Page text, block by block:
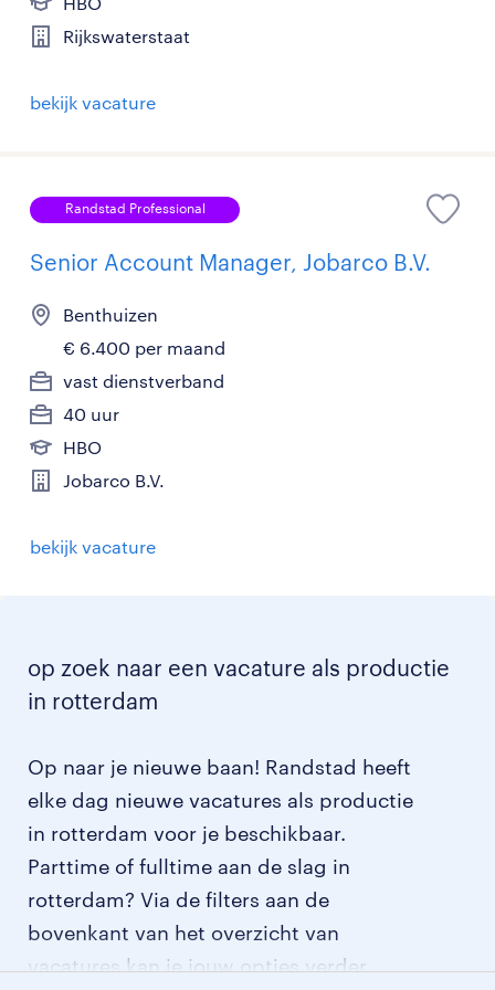
Rijkswaterstaat
bekijk vacature
Randstad Professional
Senior Account Manager, Jobarco B.V.
Benthuizen
€ 6.400 per maand
vast dienstverband
40 uur
HBO
Jobarco B.V.
bekijk vacature
op zoek naar een vacature als productie
in rotterdam
Op naar je nieuwe baan! Randstad heeft
elke dag nieuwe vacatures als productie
in rotterdam voor je beschikbaar.
Parttime of fulltime aan de slag in
rotterdam? Via de filters aan de
bovenkant van het overzicht van
vacatures kan je jouw opties verder